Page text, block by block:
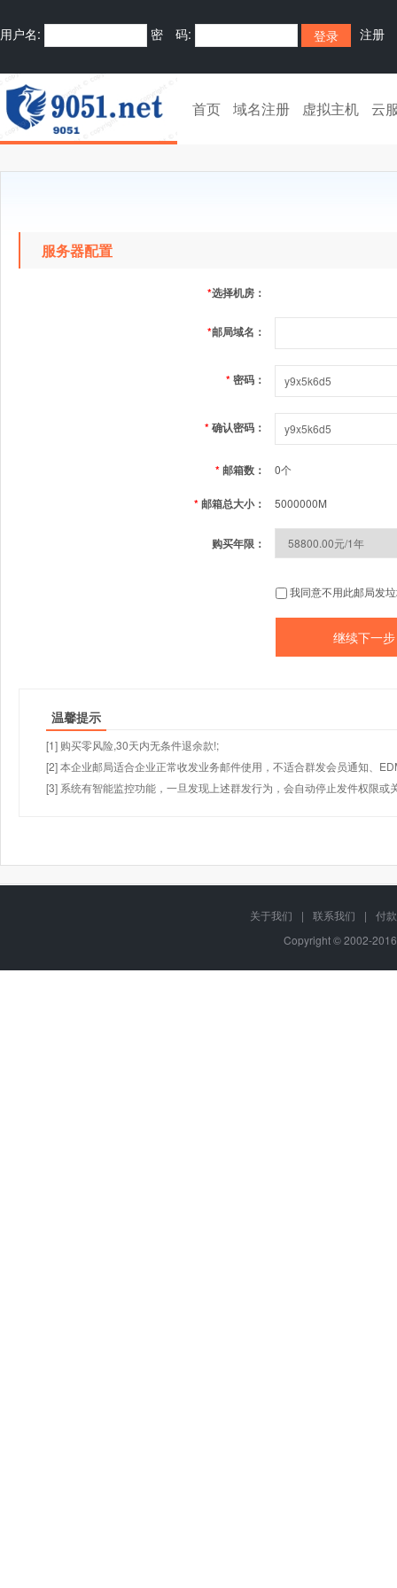
用户名: 密 码: 注册
首页 域名注册 虚拟主机 云
服务器配置
*选择机房：
*邮局域名：
*密码：
*确认密码：
*邮箱数： 0个
*邮箱总大小： 5000000M
购买年限：
我同意不用此邮局发
温馨提示
[1] 购买零风险,30天内无条件退余款!;
[2] 本企业邮局适合企业正常收发业务邮件使用，不适合群发会员通知、
[3] 系统有智能监控功能，一旦发现上述群发行为，会自动停止发件权限或
关于我们 | 联系我们 |
付
Copyright © 2002-